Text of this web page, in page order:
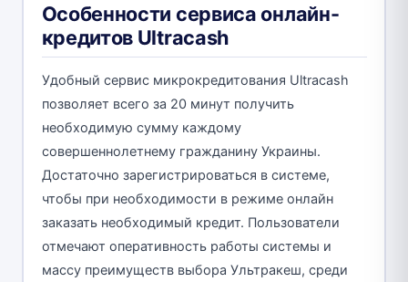
Особенности сервиса онлайн-
кредитов Ultracash
Удобный сервис микрокредитования Ultracash
позволяет всего за 20 минут получить
необходимую сумму каждому
совершеннолетнему гражданину Украины.
Достаточно зарегистрироваться в системе,
чтобы при необходимости в режиме онлайн
заказать необходимый кредит. Пользователи
отмечают оперативность работы системы и
массу преимуществ выбора Ультракеш, среди